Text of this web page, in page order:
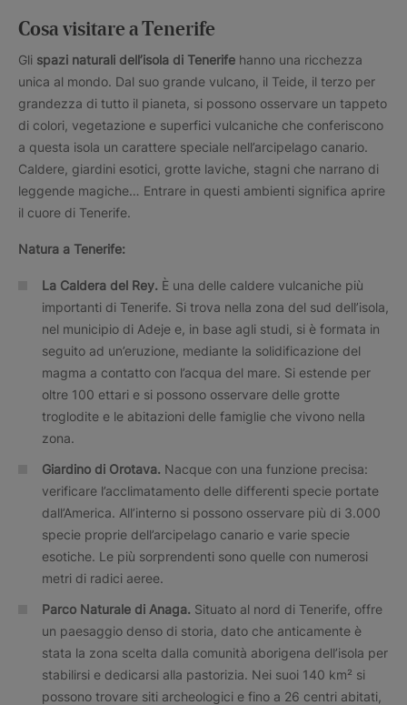
Cosa visitare a Tenerife
Gli spazi naturali dell’isola di Tenerife hanno una ricchezza
unica al mondo. Dal suo grande vulcano, il Teide, il terzo per
grandezza di tutto il pianeta, si possono osservare un tappeto
di colori, vegetazione e superfici vulcaniche che conferiscono
a questa isola un carattere speciale nell’arcipelago canario.
Caldere, giardini esotici, grotte laviche, stagni che narrano di
leggende magiche… Entrare in questi ambienti significa aprire
il cuore di Tenerife.
Natura a Tenerife:
La Caldera del Rey. È una delle caldere vulcaniche più
importanti di Tenerife. Si trova nella zona del sud dell’isola,
nel municipio di Adeje e, in base agli studi, si è formata in
seguito ad un’eruzione, mediante la solidificazione del
magma a contatto con l’acqua del mare. Si estende per
oltre 100 ettari e si possono osservare delle grotte
troglodite e le abitazioni delle famiglie che vivono nella
zona.
Giardino di Orotava. Nacque con una funzione precisa:
verificare l’acclimatamento delle differenti specie portate
dall’America. All’interno si possono osservare più di 3.000
specie proprie dell’arcipelago canario e varie specie
esotiche. Le più sorprendenti sono quelle con numerosi
metri di radici aeree.
Parco Naturale di Anaga. Situato al nord di Tenerife, offre
un paesaggio denso di storia, dato che anticamente è
stata la zona scelta dalla comunità aborigena dell’isola per
stabilirsi e dedicarsi alla pastorizia. Nei suoi 140 km² si
possono trovare siti archeologici e fino a 26 centri abitati,